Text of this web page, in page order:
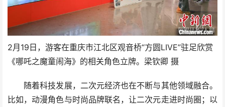
2月19日，游客在重庆市江北区观音桥“方圆LIVE”驻足欣赏
《哪吒之魔童闹海》的相关角色立牌。梁钦卿 摄
随着科技发展，二次元经济也在不断与其他领域融合。
比如，动漫角色与时尚品牌联名，让二次元走进时尚圈；以